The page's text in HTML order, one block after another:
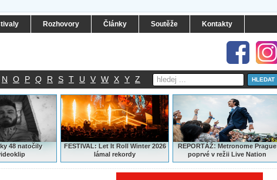
Rozhovory Články Soutěže Kontakty
N O P Q R S T U V W X Y Z
48 natočily
FESTIVAL: Let It Roll Winter 2026
lámal rekordy
REPORTÁŽ:Metronome Prague
poprvé v režii Live Nation